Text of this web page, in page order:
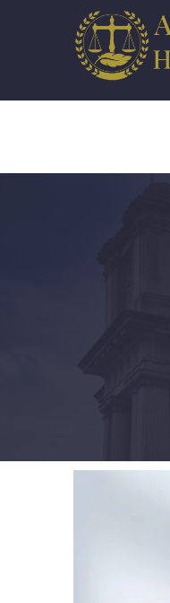
м.Ірпінь,
Пн.-Пт.: